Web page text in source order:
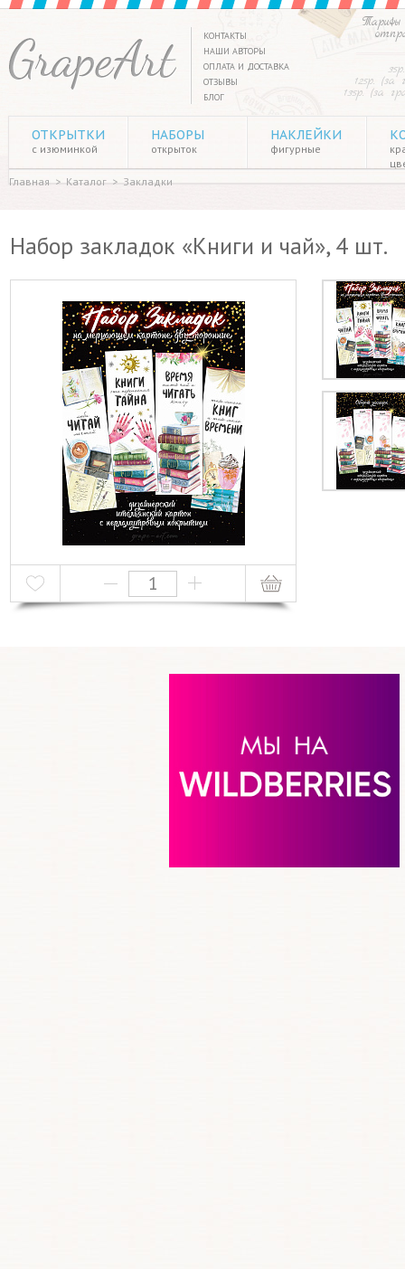
Тарифы
125р. (за
135р. (за
КОНТАКТЫ
НАШИ АВТОРЫ
ОПЛАТА И ДОСТАВКА
ОТЗЫВЫ
БЛОГ
ОТКРЫТКИ
с изюминкой
НАБОРЫ
открыток
НАКЛЕЙКИ
фигурные
Главная > Каталог > Закладки
Набор закладок «Книги и чай», 4 шт.